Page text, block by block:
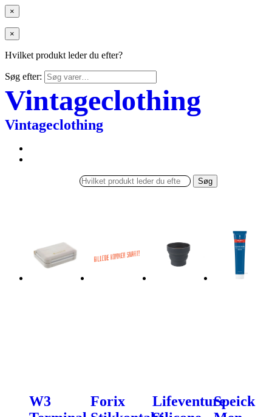
×
×
Hvilket produkt leder du efter?
Søg efter:
Vintageclothing
Vintageclothing
Søg
W3
Forix
LifeventureSpeick